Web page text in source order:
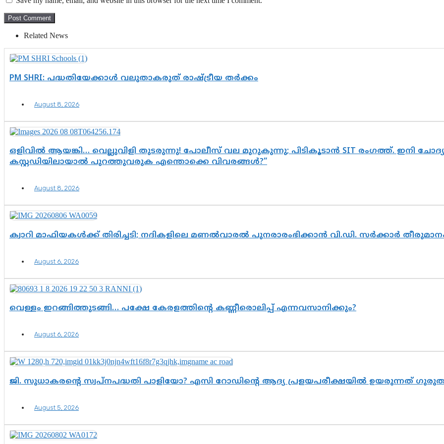
Related News
PM SHRI: പദ്ധതിയേക്കാൾ വലുതാകരുത് രാഷ്ട്രീയ തർക്കം
August 8, 2026
ഒളിവിൽ ആയങ്കി… വെല്ലുവിളി തുടരുന്നു! പോലീസ് വല മുറുകുന്നു; പിടികൂടാൻ SIT രംഗത്ത്. ഇനി
കസ്റ്റഡിയിലായാൽ പുറത്തുവരുക എന്തൊക്കെ വിവരങ്ങൾ?”
August 8, 2026
ക്വാറി മാഫിയകൾക്ക് തിരിച്ചടി; നദികളിലെ മണൽവാരൽ പുനരാരംഭിക്കാൻ വി.ഡി. സർക്കാർ
August 6, 2026
വെള്ളം ഇറങ്ങിത്തുടങ്ങി… പക്ഷേ കേരളത്തിന്റെ കണ്ണീരൊലിപ്പ് എന്നവസാനിക്കും?
August 6, 2026
ജി. സുധാകരന്റെ സ്വപ്നപദ്ധതി പാളിയോ? എസി റോഡിന്റെ ആദ്യ പ്രളയപരീക്ഷയിൽ ഉയരുന്നത്
August 5, 2026